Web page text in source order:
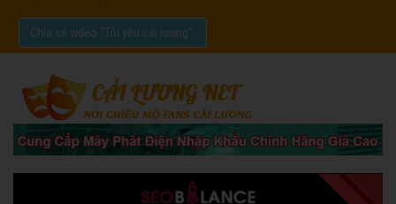
Chia sẻ video "Tôi yêu cải lương".